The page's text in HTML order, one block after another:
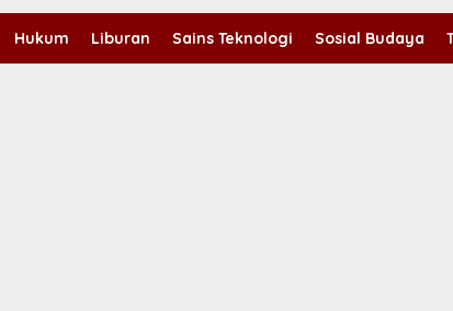
Hukum Liburan Sains Teknologi Sosial Budaya